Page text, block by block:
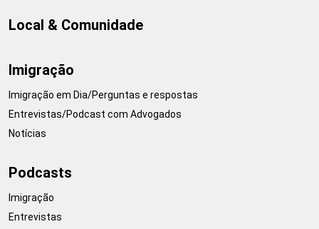
Local & Comunidade
Imigração
Imigração em Dia/Perguntas e respostas
Entrevistas/Podcast com Advogados
Notícias
Podcasts
Imigração
Entrevistas